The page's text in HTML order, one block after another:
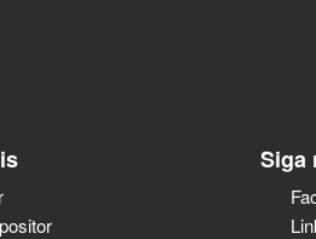
Siga